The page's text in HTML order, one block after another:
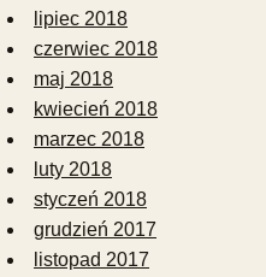
lipiec 2018
czerwiec 2018
maj 2018
kwiecień 2018
marzec 2018
luty 2018
styczeń 2018
grudzień 2017
listopad 2017